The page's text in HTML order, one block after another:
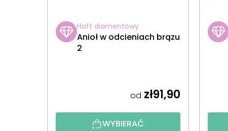
Haft diamentowy
Anioł w odcieniach brązu
2
od zł91,90
WYBIERAĆ